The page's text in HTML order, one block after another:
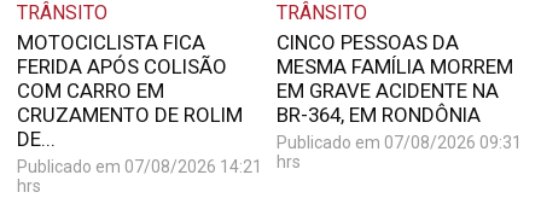
TRÂNSITO
MOTOCICLISTA FICA
FERIDA APÓS COLISÃO
COM CARRO EM
CRUZAMENTO DE ROLIM
DE...
Publicado em 07/08/2026 14:21
hrs
TRÂNSITO
CINCO PESSOAS DA
MESMA FAMÍLIA MORREM
EM GRAVE ACIDENTE NA
BR-364, EM RONDÔNIA
Publicado em 07/08/2026 09:31
hrs